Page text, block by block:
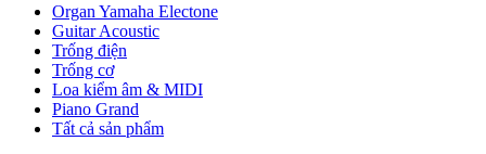
Organ Yamaha Electone
Guitar Acoustic
Trống điện
Trống cơ
Loa kiểm âm & MIDI
Piano Grand
Tất cả sản phẩm